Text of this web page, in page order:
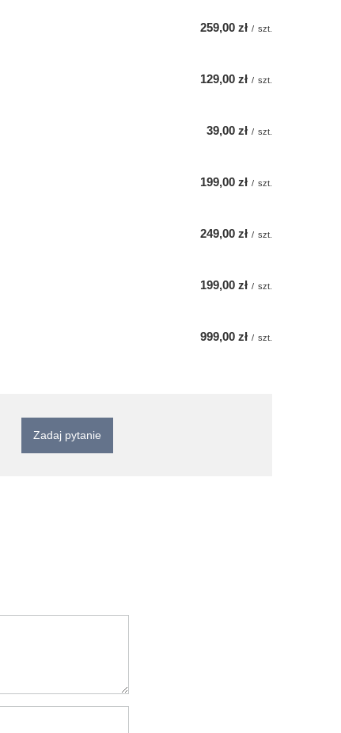
259,00 zł / szt.
129,00 zł / szt.
39,00 zł / szt.
199,00 zł / szt.
249,00 zł / szt.
199,00 zł / szt.
999,00 zł / szt.
Zadaj pytanie